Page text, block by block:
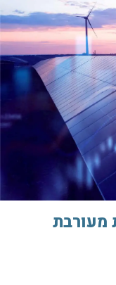
מעורבת